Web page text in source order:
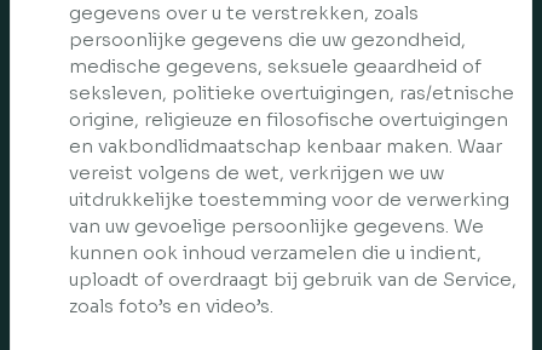
gegevens over u te verstrekken, zoals
persoonlijke gegevens die uw gezondheid,
medische gegevens, seksuele geaardheid of
seksleven, politieke overtuigingen, ras/etnische
origine, religieuze en filosofische overtuigingen
en vakbondlidmaatschap kenbaar maken. Waar
vereist volgens de wet, verkrijgen we uw
uitdrukkelijke toestemming voor de verwerking
van uw gevoelige persoonlijke gegevens. We
kunnen ook inhoud verzamelen die u indient,
uploadt of overdraagt bij gebruik van de Service,
zoals foto’s en video’s.